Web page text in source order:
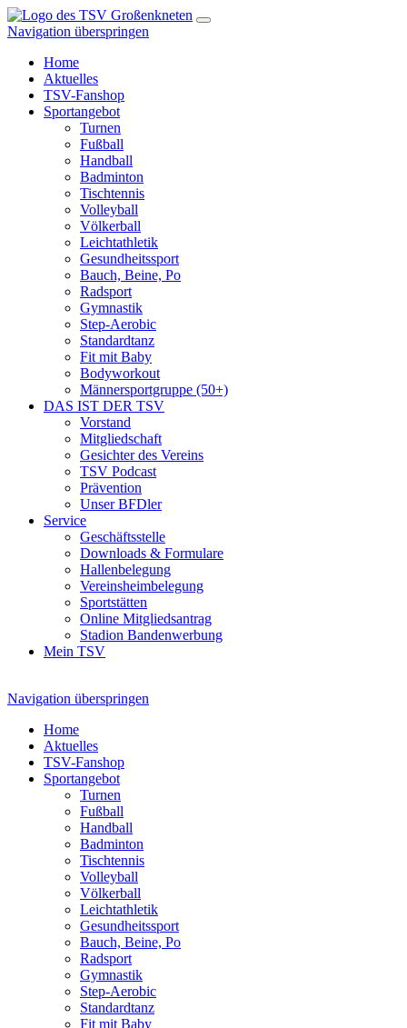
Navigation überspringen
Home
Aktuelles
TSV-Fanshop
Sportangebot
Turnen
Fußball
Handball
Badminton
Tischtennis
Volleyball
Völkerball
Leichtathletik
Gesundheitssport
Bauch, Beine, Po
Radsport
Gymnastik
Step-Aerobic
Standardtanz
Fit mit Baby
Bodyworkout
Männersportgruppe (50+)
DAS IST DER TSV
Vorstand
Mitgliedschaft
Gesichter des Vereins
TSV Podcast
Prävention
Unser BFDler
Service
Geschäftsstelle
Downloads & Formulare
Hallenbelegung
Vereinsheimbelegung
Sportstätten
Online Mitgliedsantrag
Stadion Bandenwerbung
Mein TSV
Navigation überspringen
Home
Aktuelles
TSV-Fanshop
Sportangebot
Turnen
Fußball
Handball
Badminton
Tischtennis
Volleyball
Völkerball
Leichtathletik
Gesundheitssport
Bauch, Beine, Po
Radsport
Gymnastik
Step-Aerobic
Standardtanz
Fit mit Baby